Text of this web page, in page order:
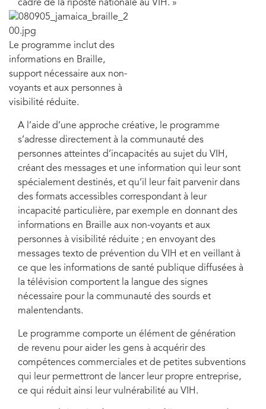
cadre de la riposte nationale au VIH. »
Le programme inclut des
informations en Braille,
support nécessaire aux non-
voyants et aux personnes à
visibilité réduite.
A l’aide d’une approche créative, le programme
s’adresse directement à la communauté des
personnes atteintes d’incapacités au sujet du VIH,
créant des messages et une information qui leur sont
spécialement destinés, et qu’il leur fait parvenir dans
des formats accessibles correspondant à leur
incapacité particulière, par exemple en donnant des
informations en Braille aux non-voyants et aux
personnes à visibilité réduite ; en envoyant des
messages texto de prévention du VIH et en veillant à
ce que les informations de santé publique diffusées à
la télévision comportent la langue des signes
nécessaire pour la communauté des sourds et
malentendants.
Le programme comporte un élément de génération
de revenu pour aider les gens à acquérir des
compétences commerciales et de petites subventions
qui leur permettront de lancer leur propre entreprise,
ce qui réduit ainsi leur vulnérabilité au VIH.